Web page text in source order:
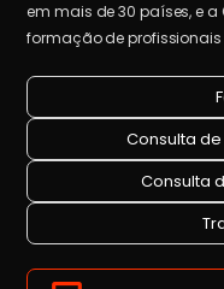
em mais de 30 países, e
formação de
Consulta
Consulta